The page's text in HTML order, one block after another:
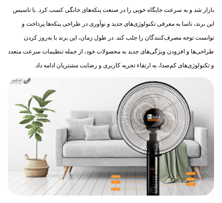
بازار شد و به سرعت جایگاه خوبی را در صنعت پنکه‌های خانگی کسب کرد. با تاسیس
این برند، ناسا به معرفی تکنولوژی‌های جدید و نوآوری در طراحی پنکه‌ها پرداخت و
توانست توجه مصرف‌کنندگان را جلب کند. در طول زمان، این برند با به‌روز کردن
طراحی‌ها و افزودن ویژگی‌های جدید به محصولات خود، از جمله تنظیمات سرعت متعدد
و تکنولوژی‌های کم‌صدا، به ارتقاء تجربه کاربری و رضایت مشتریان ادامه داد.